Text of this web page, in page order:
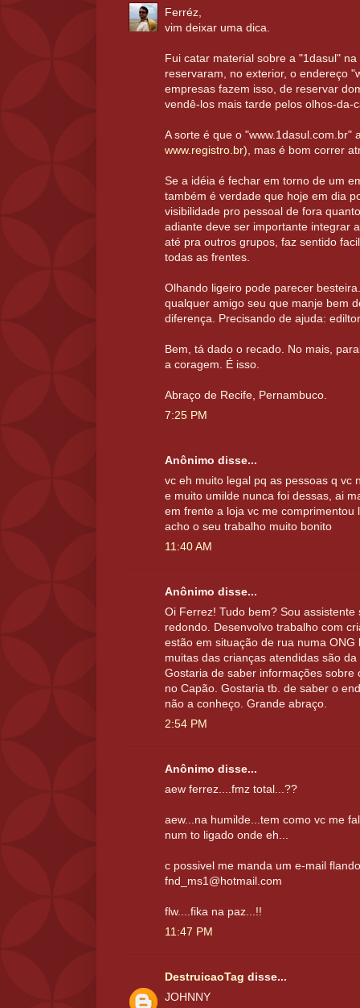
Ferréz,
vim deixar uma dica.
Fui catar material sobre a "1dasul"
reservaram, no exterior, o endereço
empresas fazem isso, de reservar
vendê-los mais tarde pelos olhos-da-
A sorte é que o "www.1dasul.com.br"
www.registro.br), mas é bom correr
Se a idéia é fechar em torno de um
também é verdade que hoje em dia
visibilidade pro pessoal de fora
adiante deve ser importante integrar
até pra outros grupos, faz sentido
todas as frentes.
Olhando ligeiro pode parecer
qualquer amigo seu que manje bem
diferença. Precisando de ajuda:
Bem, tá dado o recado. No mais,
a coragem. É isso.
Abraço de Recife, Pernambuco.
7:25 PM
Anônimo disse...
vc eh muito legal pq as pessoas q vc
e muito umilde nunca foi dessas, ai
em frente a loja vc me
acho o seu trabalho muito bonito
11:40 AM
Anônimo disse...
Oi Ferrez! Tudo bem? Sou
redondo. Desenvolvo trabalho com
estão em situação de rua numa ONG
muitas das crianças atendidas são
Gostaria de saber informações sobre
no Capão. Gostaria tb. de saber o
não a conheço. Grande abraço.
2:54 PM
Anônimo disse...
aew ferrez....fmz total...??
aew...na humilde...tem como vc me
num to ligado onde eh...
c possivel me manda um e-mail
fnd_ms1@hotmail.com
flw....fika na paz...!!
11:47 PM
DestruicaoTag disse...
JOHNNY